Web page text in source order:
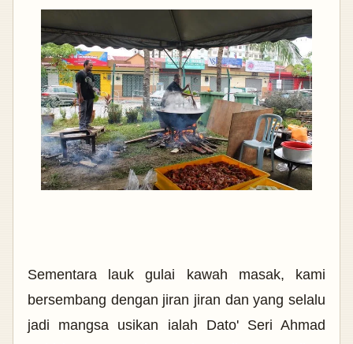
Sementara lauk gulai kawah masak, kami
bersembang dengan jiran jiran dan yang selalu
jadi mangsa usikan ialah Dato' Seri Ahmad